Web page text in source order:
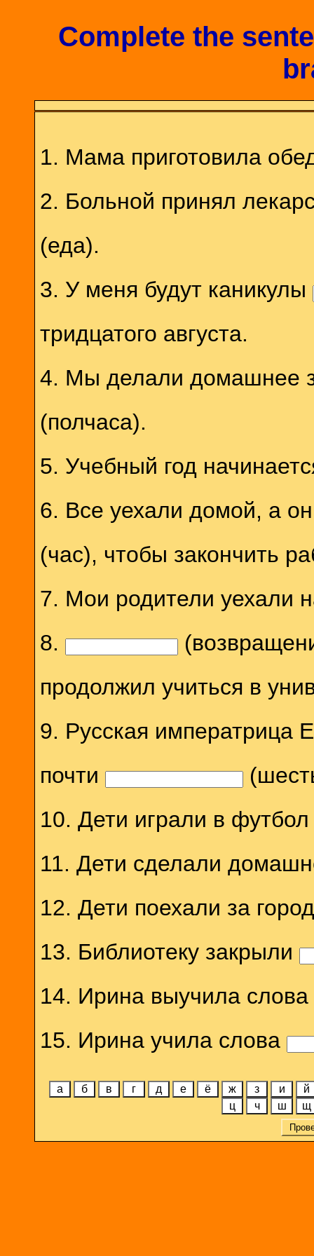
Complete the
1. Мама приготовила
2. Больной принял
(еда).
3. У меня будут каникулы
тридцатого августа.
4. Мы делали домашнее
(полчаса).
5. Учебный год
6. Все уехали домой, а
(час), чтобы закончить
7. Мои родители уехали
8.
продолжил учиться в
9. Русская императрица
почти
10. Дети играли в
11. Дети сделали
12. Дети поехали за
13. Библиотеку закрыли
14. Ирина выучила слова
15. Ирина учила слова
а б в г д е ё ж з и
й
ц
ч ш щ